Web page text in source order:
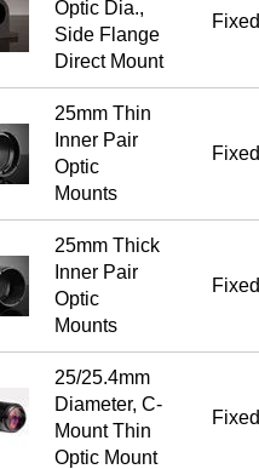
Optic Dia.,
Side Flange
Direct Mount
Fixed
25mm Thin
Inner Pair
Optic
Mounts
Fixed
25mm Thick
Inner Pair
Optic
Mounts
Fixed
25/25.4mm
Diameter, C-
Mount Thin
Optic Mount
Fixed